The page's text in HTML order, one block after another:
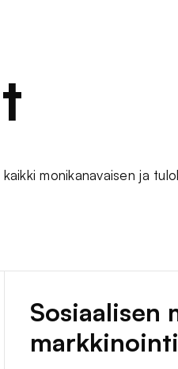
monikanavaisen ja
Sosiaalisen
markkinointi